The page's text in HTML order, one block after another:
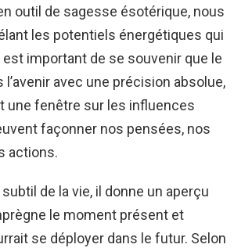
outil de sagesse ésotérique, nous
les potentiels énergétiques qui
important de se souvenir que le
avec une précision absolue,
une fenêtre sur les influences
façonner nos pensées, nos
actions.
de la vie, il donne un aperçu
le moment présent et
se déployer dans le futur. Selon